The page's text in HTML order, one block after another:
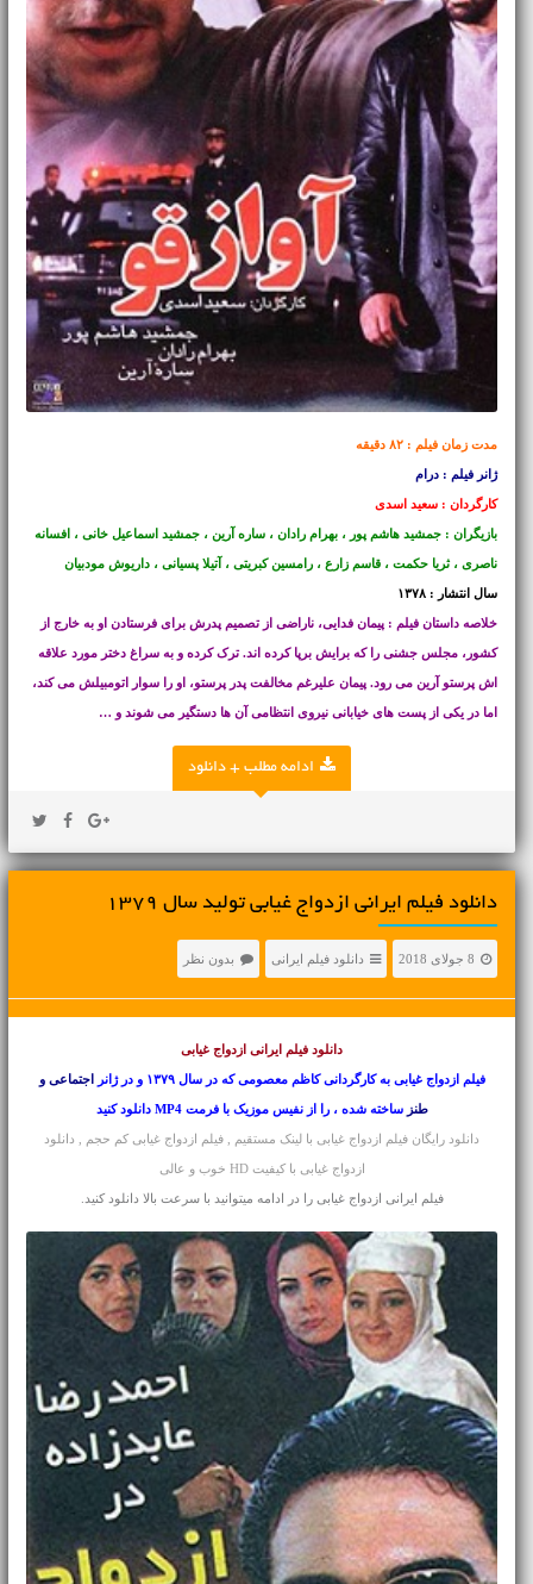
مدت زمان فیلم : ۸۲ دقیقه
ژانر فیلم : درام
کارگردان : سعید اسدی
بازیگران : جمشید هاشم پور ، بهرام رادان ، ساره آرین ، جمشید اسماعیل خانی ، افسانه
ناصری ، ثریا حکمت ، قاسم زارع ، رامسین کبریتی ، آتیلا پسیانی ، داریوش مودبیان
سال انتشار : ۱۳۷۸
خلاصه داستان فیلم : پیمان فدایی، ناراضی از تصمیم پدرش برای فرستادن او به خارج از
کشور، مجلس جشنی را که برایش برپا کرده اند. ترک کرده و به سراغ دختر مورد علاقه
اش پرستو آرین می رود. پیمان علیرغم مخالفت پدر پرستو، او را سوار اتومبیلش می کند،
اما در یکی از پست های خیابانی نیروی انتظامی آن ها دستگیر می شوند و …
ادامه مطلب + دانلود
دانلود فیلم ایرانی ازدواج غیابی تولید سال ۱۳۷۹
8 جولای 2018 دانلود فیلم ایرانی بدون نظر
دانلود فیلم ایرانیازدواج غیابی
فیلم ازدواج غیابی به کارگردانی کاظم معصومی که در سال ۱۳۷۹ و در ژانر اجتماعی و
طنز ساخته شده ، را از نفیس موزیک با فرمت MP4 دانلود کنید
دانلود رایگان فیلم ازدواج غیابی با لینک مستقیم , فیلم ازدواج غیابی کم حجم , دانلود
ازدواج غیابی با کیفیت HD خوب و عالی
فیلم ایرانی ازدواج غیابی را در ادامه میتوانید با سرعت بالا دانلود کنید.